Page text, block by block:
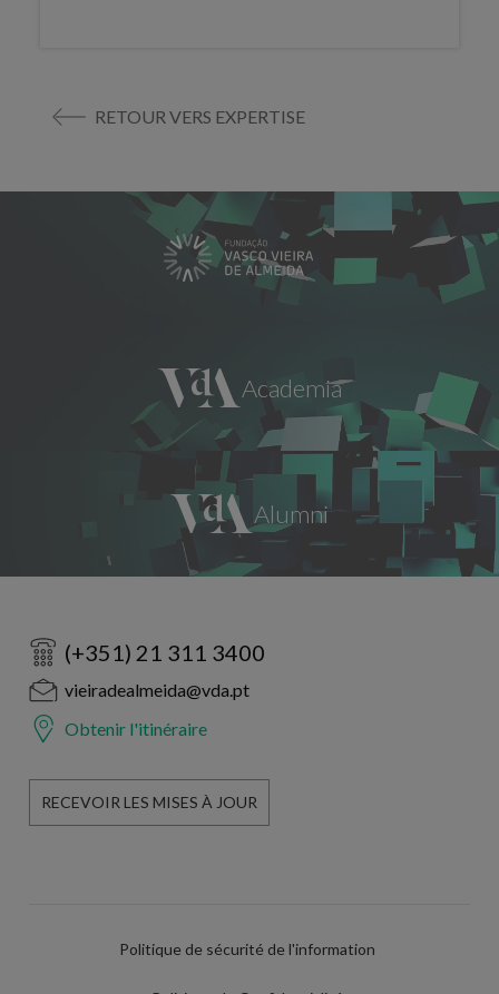
RETOUR VERS EXPERTISE
(+351) 21 311 3400
vieiradealmeida@vda.pt
Obtenir l'itinéraire
RECEVOIR LES MISES À JOUR
Politique de sécurité de l'information